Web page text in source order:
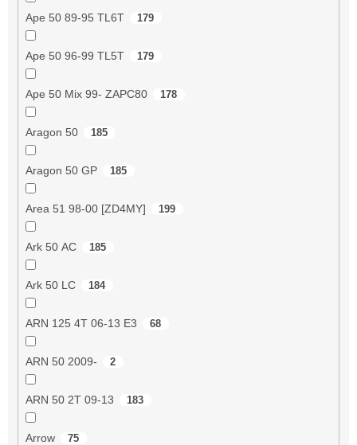
Ape 50 89-95 TL6T 179
Ape 50 96-99 TL5T 179
Ape 50 Mix 99- ZAPC80 178
Aragon 50 185
Aragon 50 GP 185
Area 51 98-00 [ZD4MY] 199
Ark 50 AC 185
Ark 50 LC 184
ARN 125 4T 06-13 E3 68
ARN 50 2009- 2
ARN 50 2T 09-13 183
Arrow 75